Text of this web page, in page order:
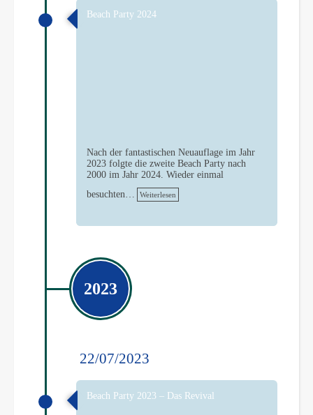
Beach Party 2024
Nach der fantastischen Neuauflage im Jahr
2023 folgte die zweite Beach Party nach
2000 im Jahr 2024. Wieder einmal
besuchten…
Weiterlesen
2023
22/07/2023
Beach Party 2023 – Das Revival